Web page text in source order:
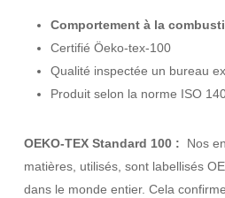
Comportement à la
Certifié Öeko-tex-100
Qualité inspectée un bureau
Produit selon la norme ISO
OEKO-TEX Standard 100 : Nos
matières, utilisés, sont labellisés
dans le monde entier. Cela